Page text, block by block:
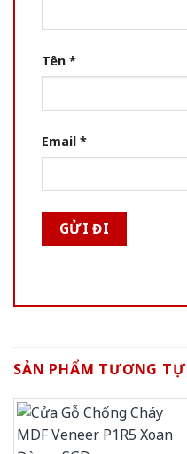
Tên *
Email *
SẢN PHẨM TƯƠNG TỰ